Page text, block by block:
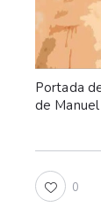
Portada
de
0